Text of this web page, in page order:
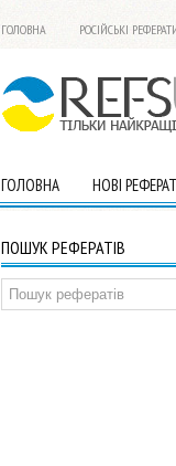
ГОЛОВНА РОСІЙСЬКІ
ГОЛОВНА НОВІ
ПОШУК РЕФЕРАТІВ